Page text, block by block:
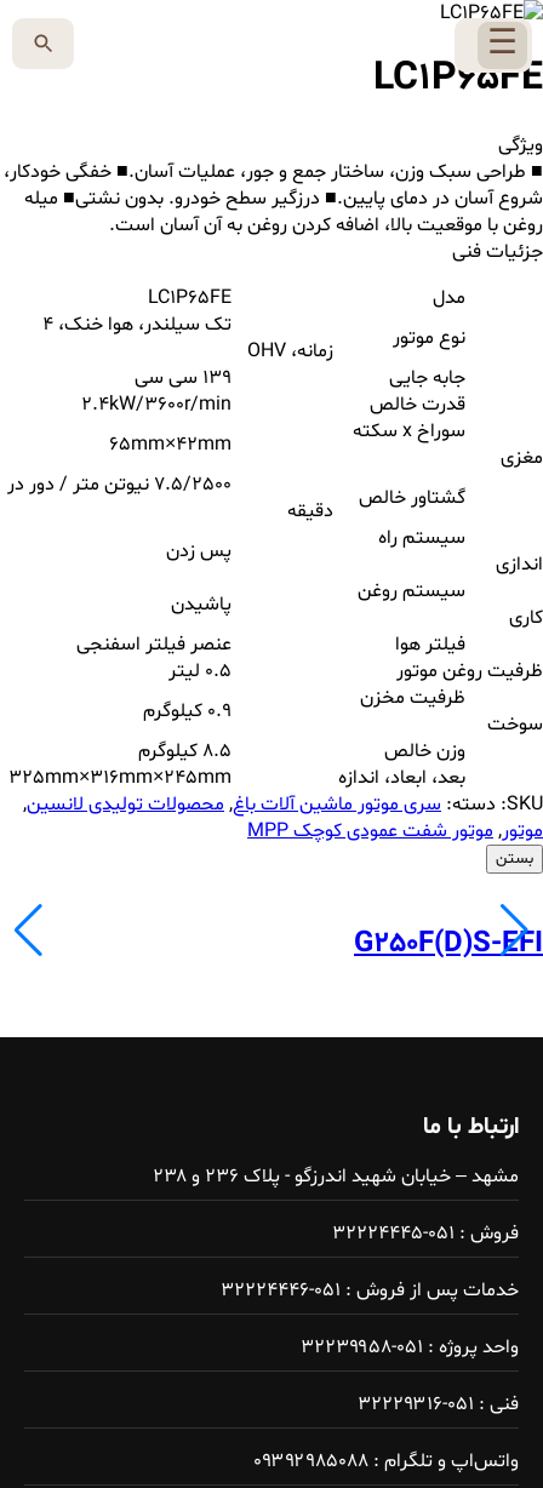
☰
LC1P65FE
ویژگی
■ طراحی سبک وزن، ساختار جمع و جور، عملیات آسان.■ خفگی خودکار،
شروع آسان در دمای پایین.■ درزگیر سطح خودرو. بدون نشتی■ میله
روغن با موقعیت بالا، اضافه کردن روغن به آن آسان است.
جزئیات فنی
مدل
نوع موتور
تک سیلندر، هوا خنک، 4
زمانه، OHV
جابه جایی
قدرت خالص
سوراخ x سکته
مغزی
گشتاور خالص
7.5/2500 نیوتن متر / دور در
دقیقه
سیستم راه
اندازی
پس زدن
سیستم روغن
کاری
پاشیدن
فیلتر هوا
عنصر فیلتر اسفنجی
ظرفیت روغن موتور
ظرفیت مخزن
سوخت
وزن خالص
بعد، ابعاد، اندازه
SKU: دسته: سری موتور ماشین آلات باغ,محصولات تولیدی لانسین,
موتور,موتور شفت عمودی کوچک MPP
بستن
G250F(D)S-EFI
ارتباط با ما
مشهد – خیابان شهید اندرزگو - پلاک ۲۳۶ و ۲۳۸
فروش : ۰۵۱-۳۲۲۲۴۴۴۵
خدمات پس از فروش : ۰۵۱-۳۲۲۲۴۴۴۶
واحد پروژه : ۰۵۱-۳۲۲۳۹۹۵۸
فنی : ۰۵۱-۳۲۲۲۹۳۱۶
واتس‌اپ و تلگرام : ۰۹۳۹۲۹۸۵۰۸۸